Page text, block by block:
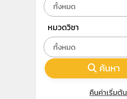
ทั้งหมด
หมวดวิชา
ทั้งหมด
ค้นหา
คืนค่าเริ่มต้น